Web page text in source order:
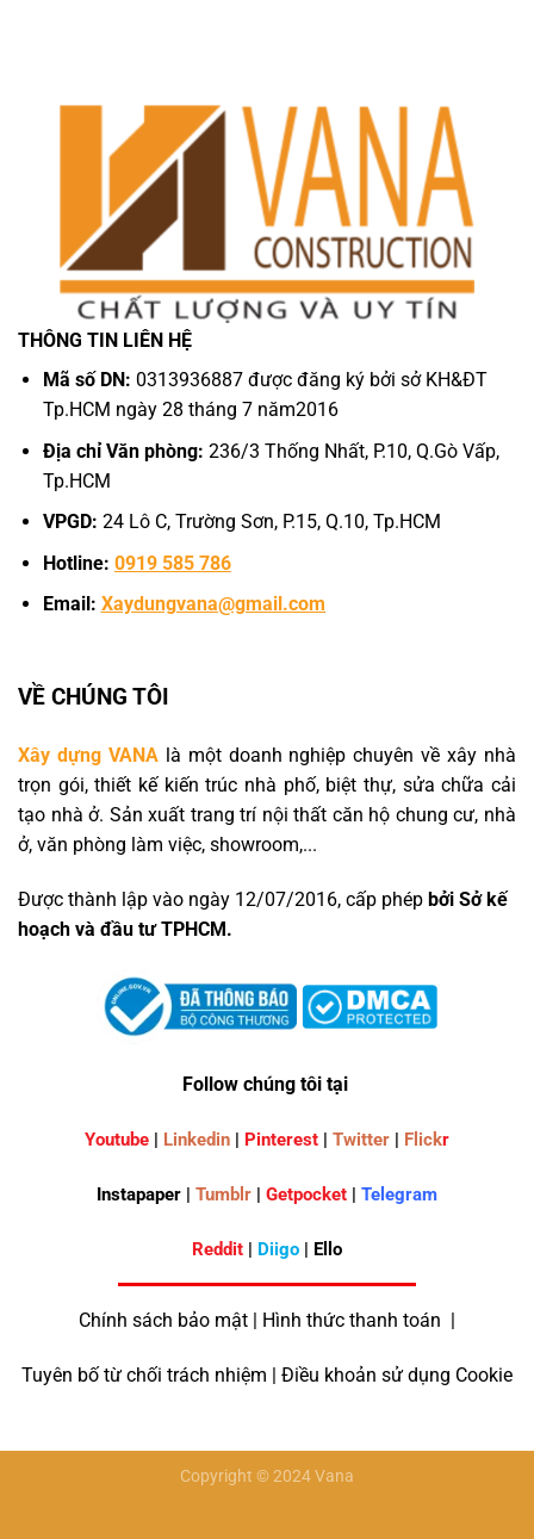
THÔNG TIN LIÊN HỆ
Mã số DN: 0313936887 được đăng ký bởi sở KH&ĐT
Tp.HCM ngày 28 tháng 7 năm2016
Địa chỉ Văn phòng: 236/3 Thống Nhất, P.10, Q.Gò Vấp,
Tp.HCM
VPGD: 24 Lô C, Trường Sơn, P.15, Q.10, Tp.HCM
Hotline: 0919 585 786
Email: Xaydungvana@gmail.com
VỀ CHÚNG TÔI
Xây dựng VANAlà một doanh nghiệp chuyên về xây nhà
trọn gói, thiết kế kiến trúc nhà phố, biệt thự, sửa chữa cải
tạo nhà ở. Sản xuất trang trí nội thất căn hộ chung cư, nhà
ở, văn phòng làm việc, showroom,...
Được thành lập vào ngày 12/07/2016, cấp phép bởi Sở kế
hoạch và đầu tư TPHCM.
Follow chúng tôi tại
Youtube | Linkedin | Pinterest | Twitter | Flickr
Instapaper | Tumblr | Getpocket | Telegram
Reddit | Diigo | Ello
Chính sách bảo mật | Hình thức thanh toán |
Tuyên bố từ chối trách nhiệm | Điều khoản sử dụng Cookie
Copyright © 2024 Vana